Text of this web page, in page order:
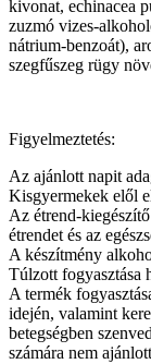
kivonat, echinacea
zuzmó vizes-
nátrium-benzoát),
szegfűszeg rügy
Figyelmeztetés:
Az ajánlott napit
Kisgyermekek elől
Az étrend-
étrendet és az
A készítmény
Túlzott fogyasztása
A termék
idején, valamint
betegségben
számára nem